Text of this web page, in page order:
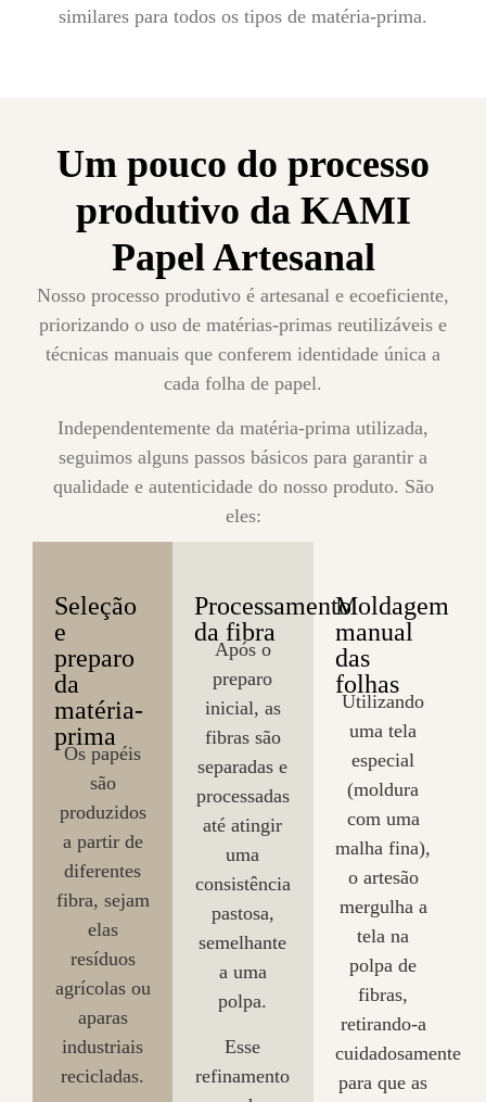
similares para todos os tipos de matéria-prima.
Um pouco do processo
produtivo da KAMI
Papel Artesanal
Nosso processo produtivo é artesanal e ecoeficiente,
priorizando o uso de matérias-primas reutilizáveis e
técnicas manuais que conferem identidade única a
cada folha de papel.
Independentemente da matéria-prima utilizada,
seguimos alguns passos básicos para garantir a
qualidade e autenticidade do nosso produto. São
eles:
Seleção
e
preparo
da
matéria-
prima
Os papéis
são
produzidos
a partir de
diferentes
fibra, sejam
elas
resíduos
agrícolas ou
aparas
industriais
recicladas.
Processamento
da fibra
Após o
preparo
inicial, as
fibras são
separadas e
processadas
até atingir
uma
consistência
pastosa,
semelhante
a uma
polpa.
Esse
refinamento
Moldagem
manual
das
folhas
Utilizando
uma tela
especial
(moldura
com uma
malha fina),
o artesão
mergulha a
tela na
polpa de
fibras,
retirando-a
cuidadosamente
para que as